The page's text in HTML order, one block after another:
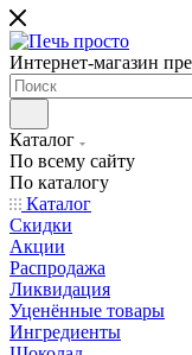
Интернет-магазин
Каталог
По всему сайту
По каталогу
Каталог
Скидки
Акции
Распродажа
Ликвидация
Уценённые товары
Ингредиенты